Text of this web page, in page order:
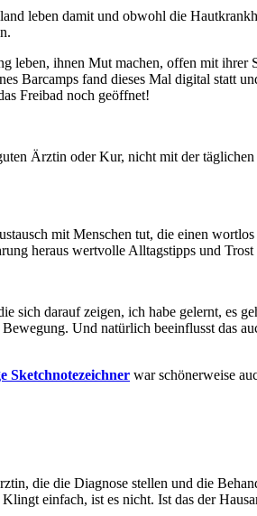
leben damit und obwohl die
ihnen Mut machen, offen mit ihrer
Barcamps fand dieses Mal digital statt
Freibad noch geöffnet!
Ärztin oder Kur, nicht mit der
mit Menschen tut, die einen
heraus wertvolle Alltagstipps und
sich darauf zeigen, ich habe gelernt, es
Und natürlich beeinflusst das
Sketchnotezeichner war schönerweise
die die Diagnose stellen und die
einfach, ist es nicht. Ist das der